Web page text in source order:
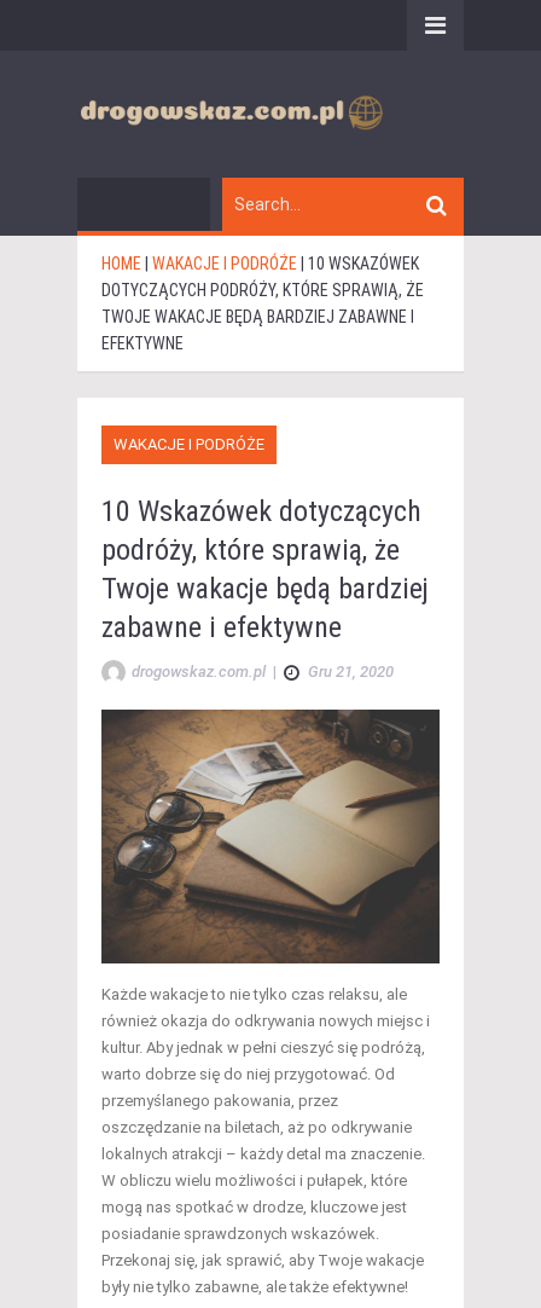
HOME WAKACJE I PODRÓŻE
10 WSKAZÓWEK
DOTYCZĄCYCH PODRÓŻY, KTÓRE SPRAWIĄ, ŻE
TWOJE WAKACJE BĘDĄ BARDZIEJ ZABAWNE I
EFEKTYWNE
WAKACJE I PODRÓŻE
10 Wskazówek dotyczących
podróży, które sprawią, że
Twoje wakacje będą bardziej
zabawne i efektywne
drogowskaz.com.pl | Gru 21, 2020
Każde wakacje to nie tylko czas relaksu, ale
również okazja do odkrywania nowych miejsc i
kultur. Aby jednak w pełni cieszyć się podróżą,
warto dobrze się do niej przygotować. Od
przemyślanego pakowania, przez
oszczędzanie na biletach, aż po odkrywanie
lokalnych atrakcji – każdy detal ma znaczenie.
W obliczu wielu możliwości i pułapek, które
mogą nas spotkać w drodze, kluczowe jest
posiadanie sprawdzonych wskazówek.
Przekonaj się, jak sprawić, aby Twoje wakacje
były nie tylko zabawne, ale także efektywne!